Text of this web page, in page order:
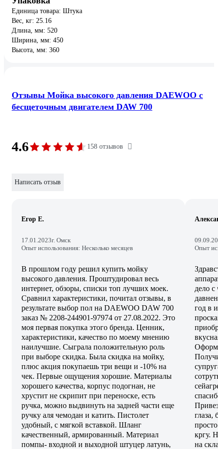
Единица товара: Штука
Вес, кг: 25.16
Длина, мм: 520
Ширина, мм: 450
Высота, мм: 360
Отзывы Мойка высокого давления DAEWOO с
бесщеточным двигателем DAW 700
4.6 158 отзывов
Написать отзыв
Егор Е.
17.01.2023г. Омск
Опыт использования: Несколько месяцев
В прошлом году решил купить мойку
высокого давления. Проштудировал весь
интернет, обзоры, списки топ лучших моек.
Сравнил характеристики, почитал отзывы, в
результате выбор пол на DAEWOO DAW 700
заказ № 2208-244901-97974 от 27.08.2022. Это
моя первая покупка этого бренда. Ценник,
характеристики, качество по моему мнению
наилучшие. Сыграла положительную роль
при выборе скидка. Была скидка на мойку,
плюс акция покупаешь три вещи и -10% на
чек. Первые ощущения хорошие. Материалы
хорошего качества, корпус подогнан, не
хрустит не скрипит при переноске, есть
ручка, можно выдвинуть на задней части еще
ручку аля чемодан и катить. Пистолет
удобный, с мягкой вставкой. Шланг
качественный, армированный. Материал
помпы- входной и выходной штуцер латунь,
Опыт
дело
год в
глаза,
кргу.
на